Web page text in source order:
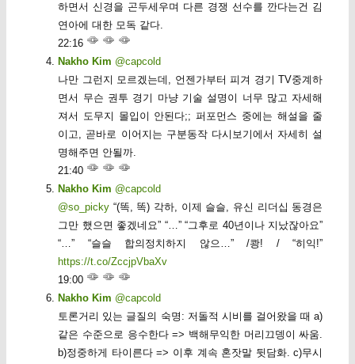
하면서 신경을 곤두세우며 다른 경쟁 선수를 깐다는건 김
연아에 대한 모독 같다.
22:16
Nakho Kim @capcold
나만 그런지 모르겠는데, 언젠가부터 피겨 경기 TV중계하
면서 무슨 권투 경기 마냥 기술 설명이 너무 많고 자세해
져서 도무지 몰입이 안된다;; 퍼포먼스 중에는 해설을 줄
이고, 곧바로 이어지는 구분동작 다시보기에서 자세히 설
명해주면 안될까.
21:40
Nakho Kim @capcold
@so_picky “(똑, 똑) 각하, 이제 슬슬, 유신 리더십 동경은
그만 했으면 좋겠네요” “…” “그후로 40년이나 지났잖아요”
“…” “슬슬 합의정치하지 않으…” /쾅! / “히익!”
https://t.co/ZccjpVbaXv
19:00
Nakho Kim @capcold
토론거리 있는 글질의 숙명: 저돌적 시비를 걸어왔을 때 a)
같은 수준으로 응수한다 => 백해무익한 머리끄뎅이 싸움.
b)정중하게 타이른다 => 이후 계속 혼잣말 뒷담화. c)무시